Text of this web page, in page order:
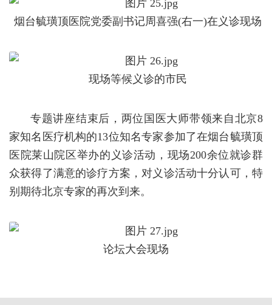
烟台毓璜顶医院党委副书记周喜强(右一)在义诊现场
现场等候义诊的市民
专题讲座结束后，两位国医大师带领来自北京8
家知名医疗机构的13位知名专家参加了在烟台毓璜顶
医院莱山院区举办的义诊活动，现场200余位就诊群
众获得了满意的诊疗方案，对义诊活动十分认可，特
别期待北京专家的再次到来。
论坛大会现场